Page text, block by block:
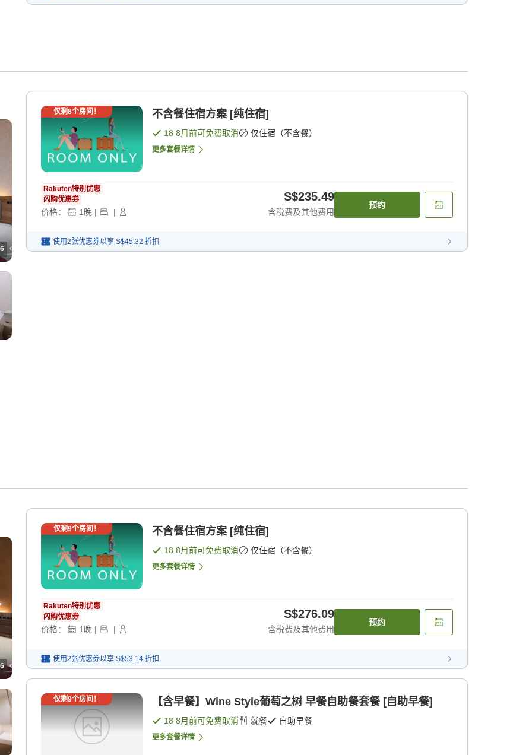
6
仅剩8个房间！ 不含餐住宿方案 [纯住宿]
18 8月前可免费取消 仅住宿（不含餐）
更多套餐详情
Rakuten特别优惠
闪购优惠券
价格： 1 晚 | |
S$235.49
含税费及其他费用
预约
使用2张优惠券以享 S$45.32 折扣
6
仅剩9个房间！ 不含餐住宿方案 [纯住宿]
18 8月前可免费取消 仅住宿（不含餐）
更多套餐详情
Rakuten特别优惠
闪购优惠券
价格： 1 晚 | |
S$276.09
含税费及其他费用
预约
使用2张优惠券以享 S$53.14 折扣
仅剩9个房间！ 【含早餐】Wine Style葡萄之树 早餐自助餐套餐 [自助早餐]
18 8月前可免费取消 就餐 自助早餐
更多套餐详情